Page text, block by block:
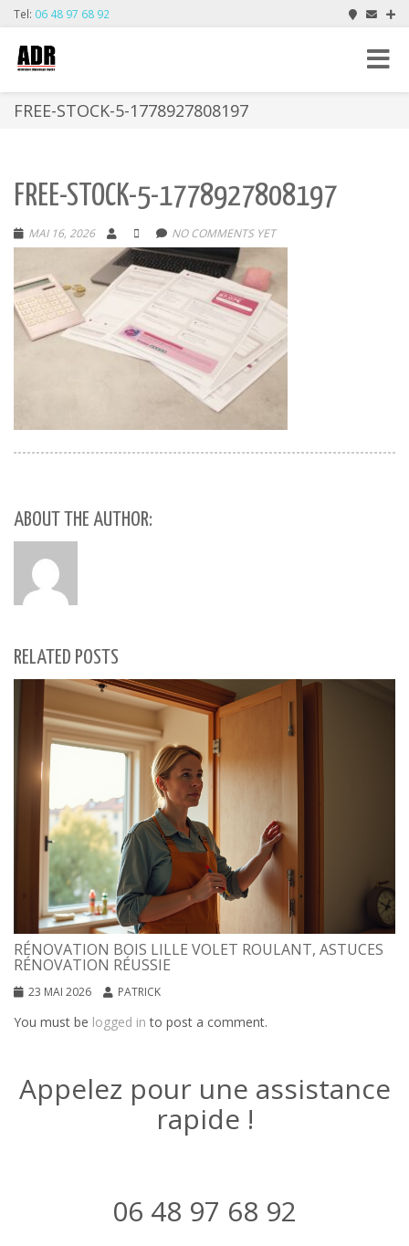
Tel: 06 48 97 68 92
Toggle
FREE-STOCK-5-1778927808197
FREE-STOCK-5-1778927808197
MAI 16, 2026 NO COMMENTS YET
ABOUT THE AUTHOR:
RELATED POSTS
RÉNOVATION BOIS LILLE VOLET ROULANT, ASTUCES
RÉNOVATION RÉUSSIE
23 MAI 2026 PATRICK
You must be logged in to post a comment.
Appelez pour une assistance
rapide !
06 48 97 68 92